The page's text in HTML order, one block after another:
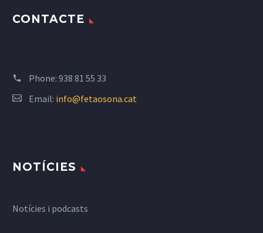
CONTACTE
Phone: 938 81 55 33
Email: info@fetaosona.cat
NOTÍCIES
Notícies i podcasts